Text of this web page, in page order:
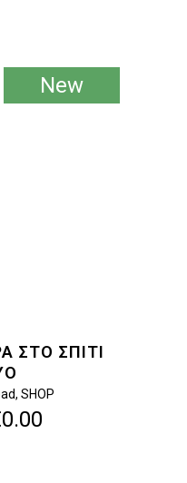
Sale
New
ΣΤΟ ΣΠΊΤΙ
, SHOP
0.00